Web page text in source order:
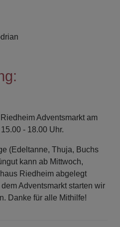
Adventsmarkt am
- 18.00 Uhr.
(Edeltanne, Thuja, Buchs
kann ab Mittwoch,
Riedheim abgelegt
Adventsmarkt starten wir
Danke für alle Mithilfe!